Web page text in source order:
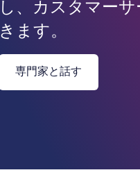
し、カスタマー
きます。
専門家と話す